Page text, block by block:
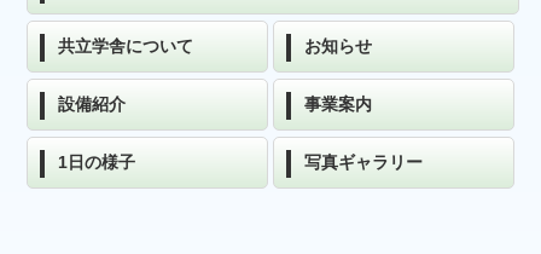
共立学舎について お知らせ
設備紹介 事業案内
1日の様子 写真ギャラリー